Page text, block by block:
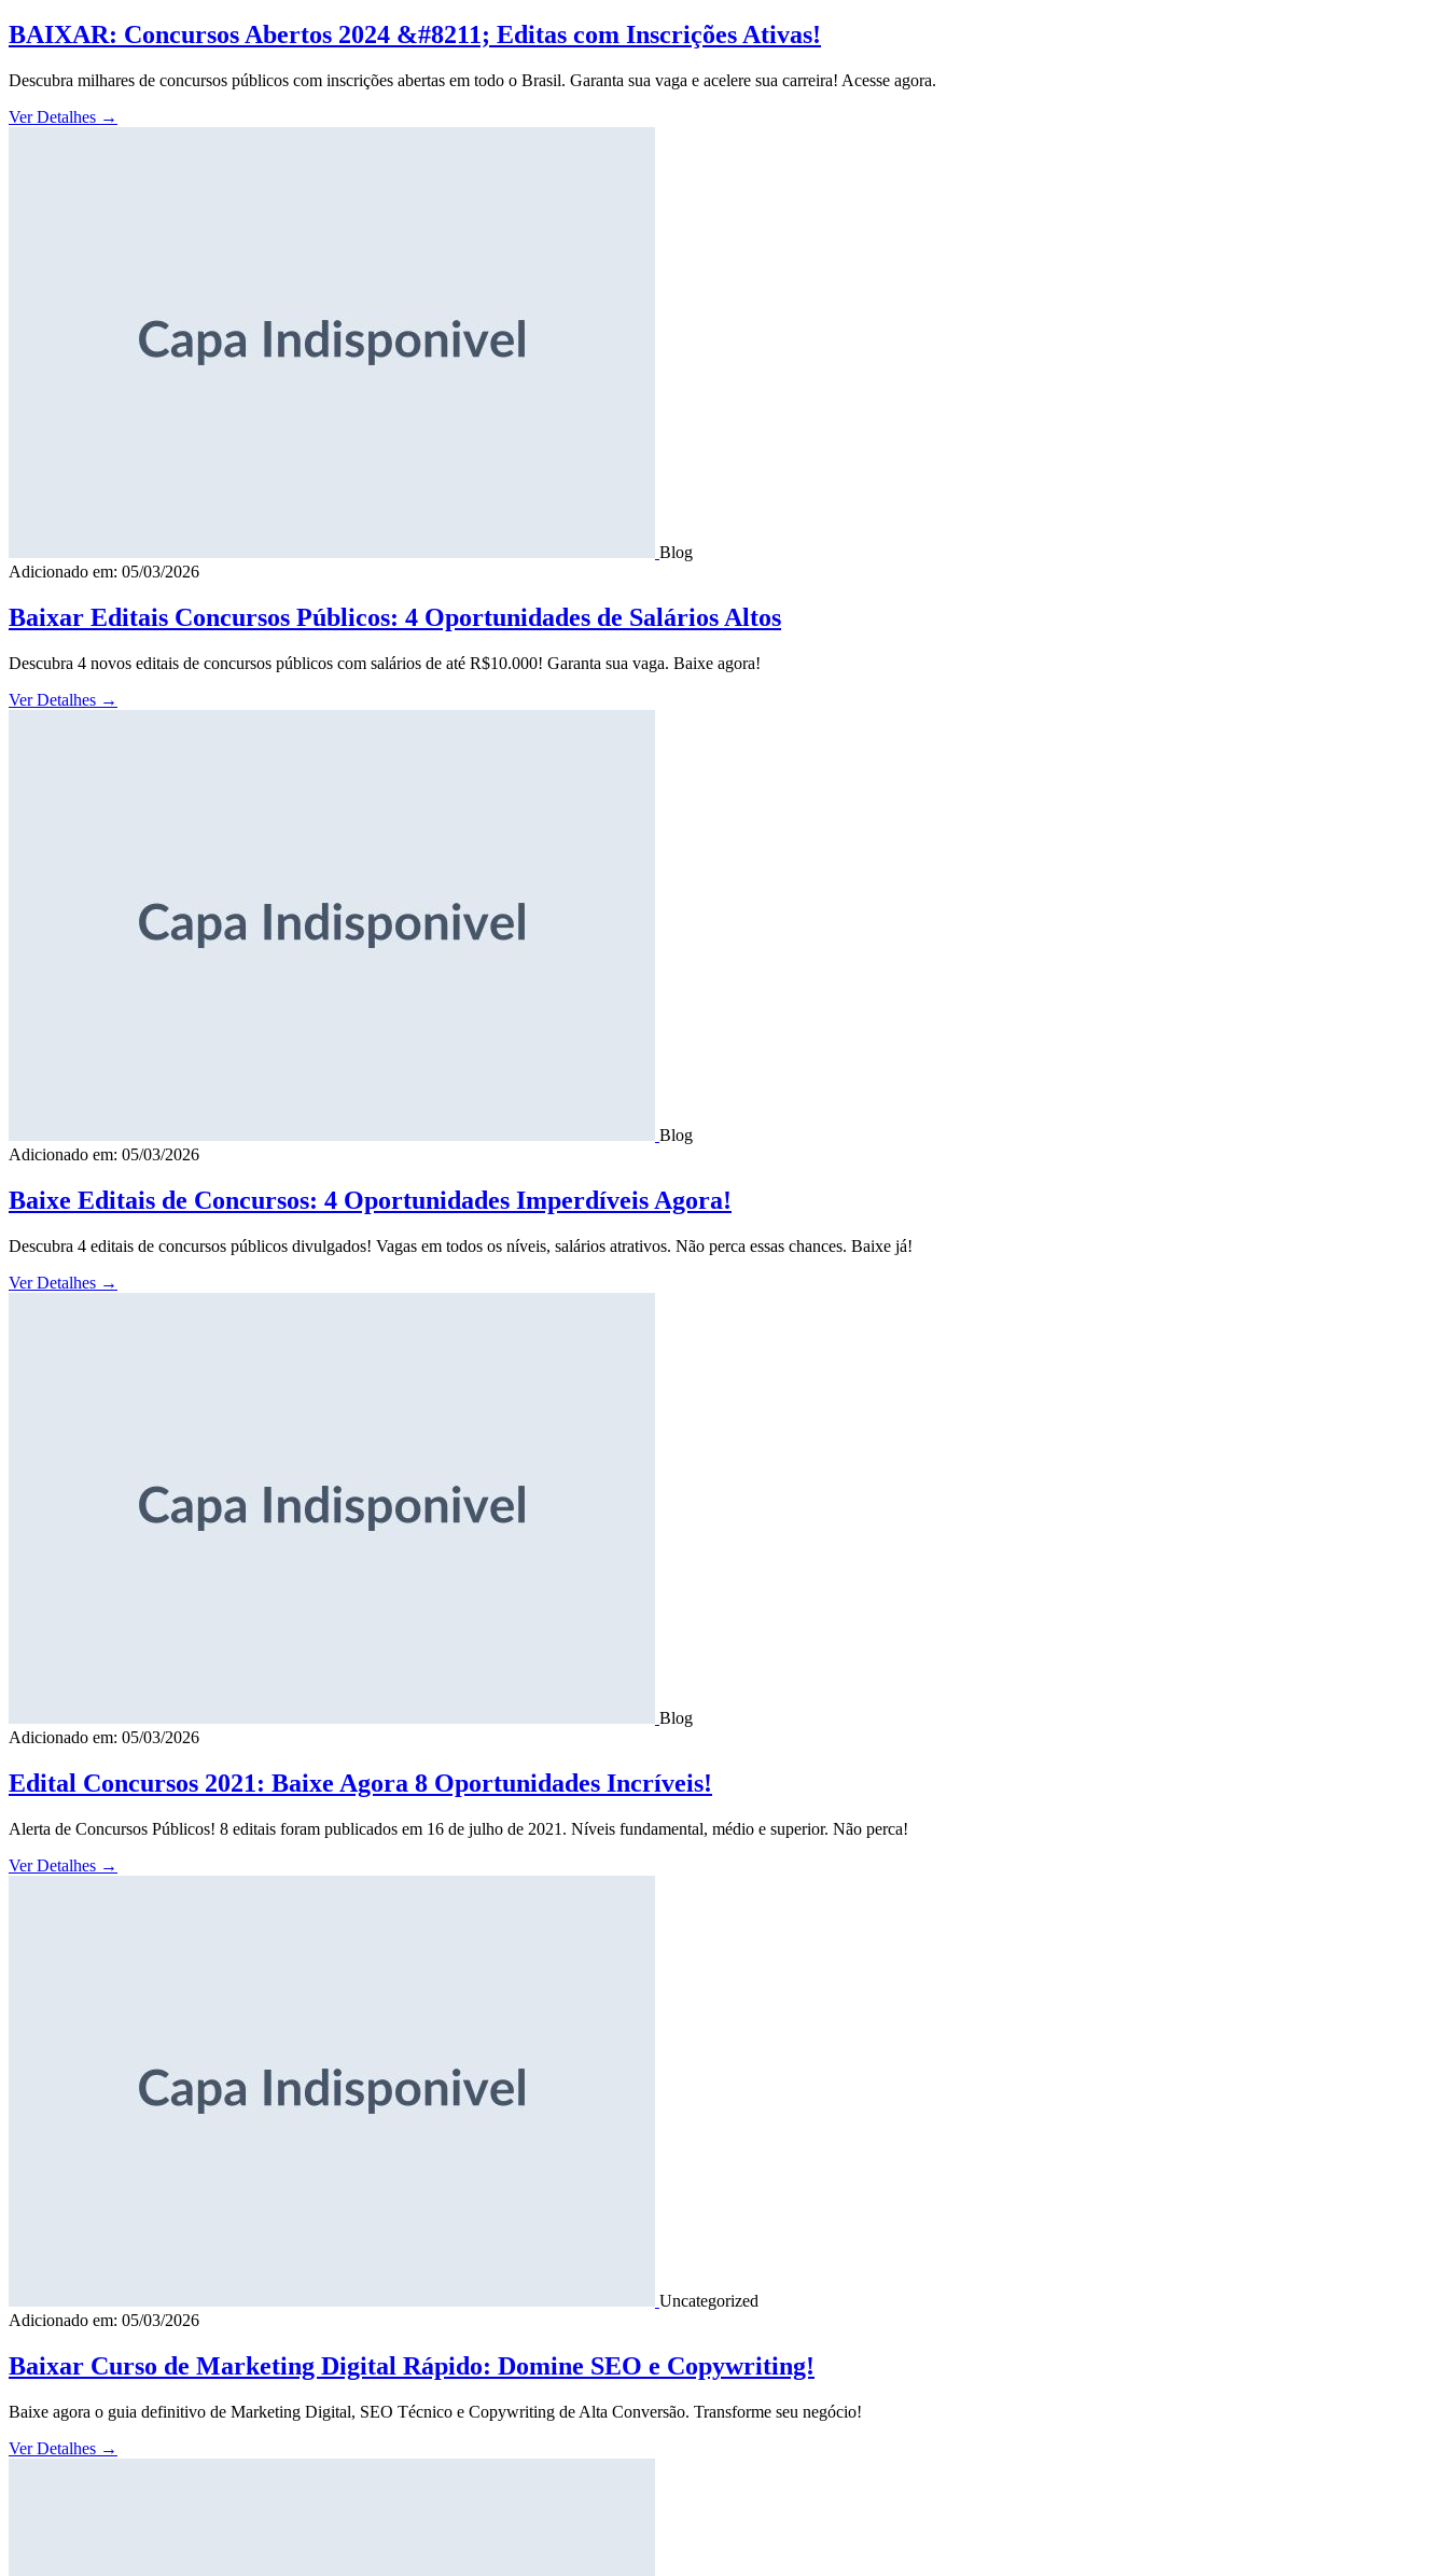
BAIXAR: Concursos Abertos 2024 &#8211; Editas com Inscrições Ativas!
Descubra milhares de concursos públicos com inscrições abertas em todo o Brasil. Garanta sua vaga e acelere sua carreira! Acesse agora.
Ver Detalhes →
Blog
Adicionado em: 05/03/2026
Baixar Editais Concursos Públicos: 4 Oportunidades de Salários Altos
Descubra 4 novos editais de concursos públicos com salários de até R$10.000! Garanta sua vaga. Baixe agora!
Ver Detalhes →
Blog
Adicionado em: 05/03/2026
Baixe Editais de Concursos: 4 Oportunidades Imperdíveis Agora!
Descubra 4 editais de concursos públicos divulgados! Vagas em todos os níveis, salários atrativos. Não perca essas chances. Baixe já!
Ver Detalhes →
Blog
Adicionado em: 05/03/2026
Edital Concursos 2021: Baixe Agora 8 Oportunidades Incríveis!
Alerta de Concursos Públicos! 8 editais foram publicados em 16 de julho de 2021. Níveis fundamental, médio e superior. Não perca!
Ver Detalhes →
Uncategorized
Adicionado em: 05/03/2026
Baixar Curso de Marketing Digital Rápido: Domine SEO e Copywriting!
Baixe agora o guia definitivo de Marketing Digital, SEO Técnico e Copywriting de Alta Conversão. Transforme seu negócio!
Ver Detalhes →